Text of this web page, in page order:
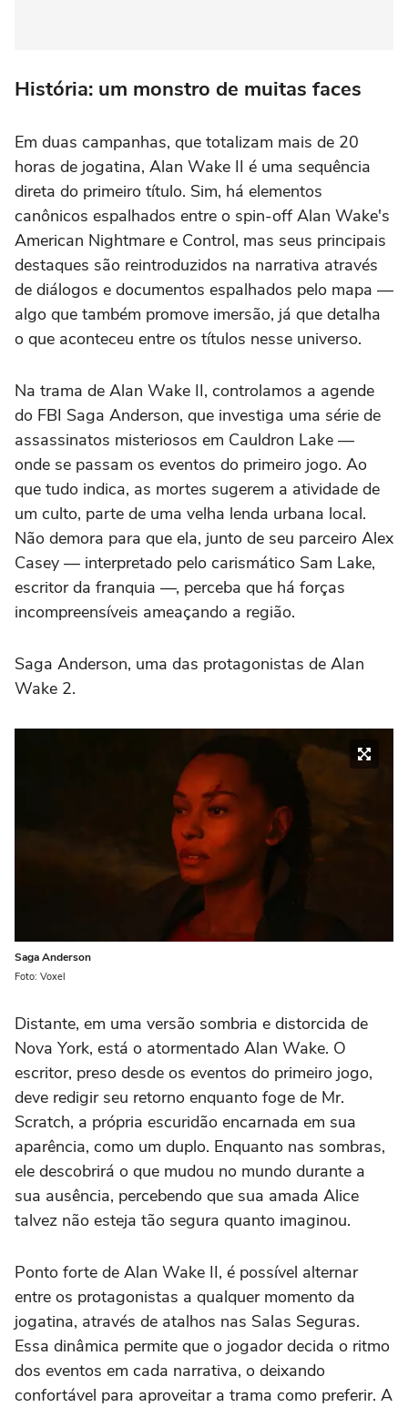
História: um monstro de muitas faces
Em duas campanhas, que totalizam mais de 20
horas de jogatina, Alan Wake II é uma sequência
direta do primeiro título. Sim, há elementos
canônicos espalhados entre o spin-off Alan Wake's
American Nightmare e Control, mas seus principais
destaques são reintroduzidos na narrativa através
de diálogos e documentos espalhados pelo mapa —
algo que também promove imersão, já que detalha
o que aconteceu entre os títulos nesse universo.
Na trama de Alan Wake II, controlamos a agende
do FBI Saga Anderson, que investiga uma série de
assassinatos misteriosos em Cauldron Lake —
onde se passam os eventos do primeiro jogo. Ao
que tudo indica, as mortes sugerem a atividade de
um culto, parte de uma velha lenda urbana local.
Não demora para que ela, junto de seu parceiro Alex
Casey — interpretado pelo carismático Sam Lake,
escritor da franquia —, perceba que há forças
incompreensíveis ameaçando a região.
Saga Anderson, uma das protagonistas de Alan
Wake 2.
Saga Anderson
Foto: Voxel
Distante, em uma versão sombria e distorcida de
Nova York, está o atormentado Alan Wake. O
escritor, preso desde os eventos do primeiro jogo,
deve redigir seu retorno enquanto foge de Mr.
Scratch, a própria escuridão encarnada em sua
aparência, como um duplo. Enquanto nas sombras,
ele descobrirá o que mudou no mundo durante a
sua ausência, percebendo que sua amada Alice
talvez não esteja tão segura quanto imaginou.
Ponto forte de Alan Wake II, é possível alternar
entre os protagonistas a qualquer momento da
jogatina, através de atalhos nas Salas Seguras.
Essa dinâmica permite que o jogador decida o ritmo
dos eventos em cada narrativa, o deixando
confortável para aproveitar a trama como preferir. A